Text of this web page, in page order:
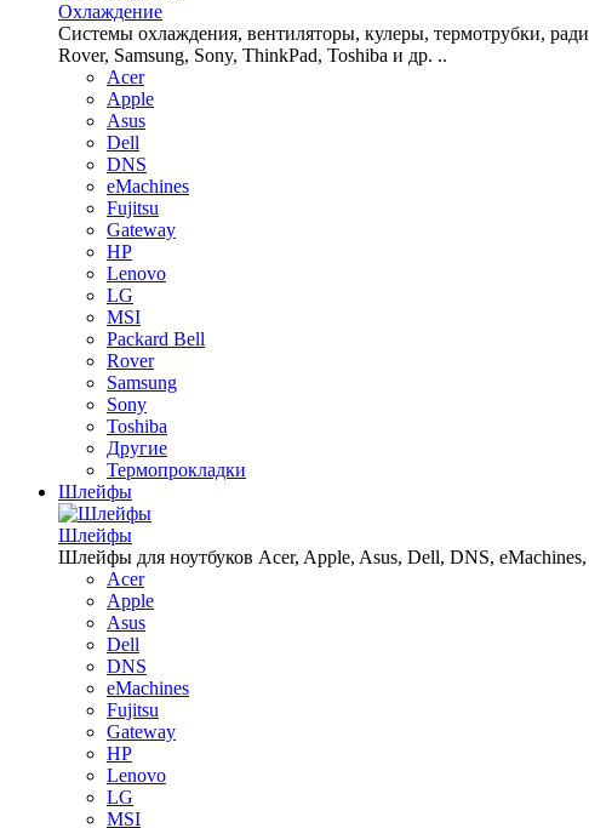
Охлаждение
Системы охлаждения, вентиляторы, кулеры, термотрубки,
Rover, Samsung, Sony, ThinkPad, Toshiba и др. ..
Acer
Apple
Asus
Dell
DNS
eMachines
Fujitsu
Gateway
HP
Lenovo
LG
MSI
Packard Bell
Rover
Samsung
Sony
Toshiba
Другие
Термопрокладки
Шлейфы
Шлейфы
Шлейфы для ноутбуков Acer, Apple, Asus, Dell, DNS,
Acer
Apple
Asus
Dell
DNS
eMachines
Fujitsu
Gateway
HP
Lenovo
LG
MSI